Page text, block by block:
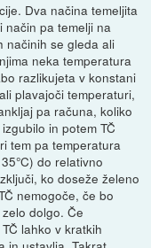
Dva načina temeljita
način pa temelji na
načinih se gleda ali
neka temperatura
razlikujeta v konstani
plavajoči temperaturi,
pa računa, koliko
in potem TČ
tem pa temperatura
do relativno
ko doseže želeno
nemogoče, če bo
dolgo. Če
lahko v kratkih